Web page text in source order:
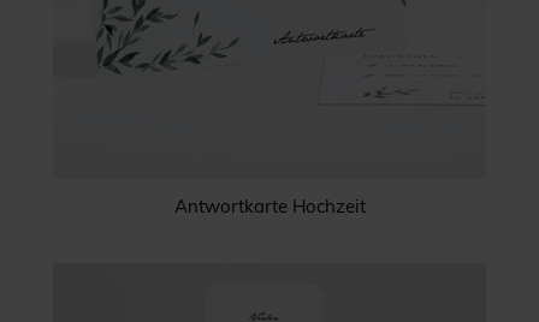
Antwortkarte Hochzeit